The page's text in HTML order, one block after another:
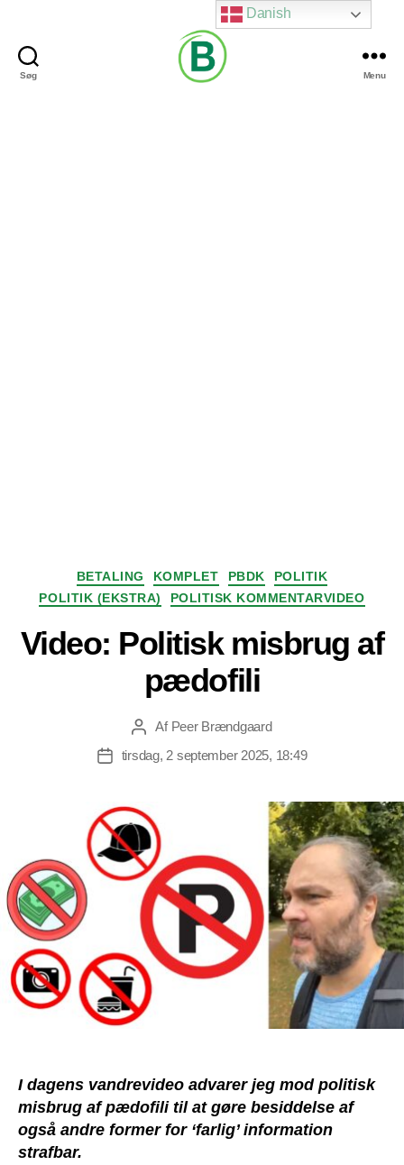
Søg Menu
Kategorier
BETALING KOMPLET PBDK
POLITIK
POLITIK (EKSTRA)
POLITISK KOMMENTARVIDEO
Video: Politisk misbrug af
pædofili
Indlægsforfatter
Af Peer Brændgaard
Indlægsdato
tirsdag, 2 september 2025, 18:49
I dagens vandrevideo advarer jeg mod politisk
misbrug af pædofili til at gøre besiddelse af
også andre former for ‘farlig’ information
strafbar.
Danish